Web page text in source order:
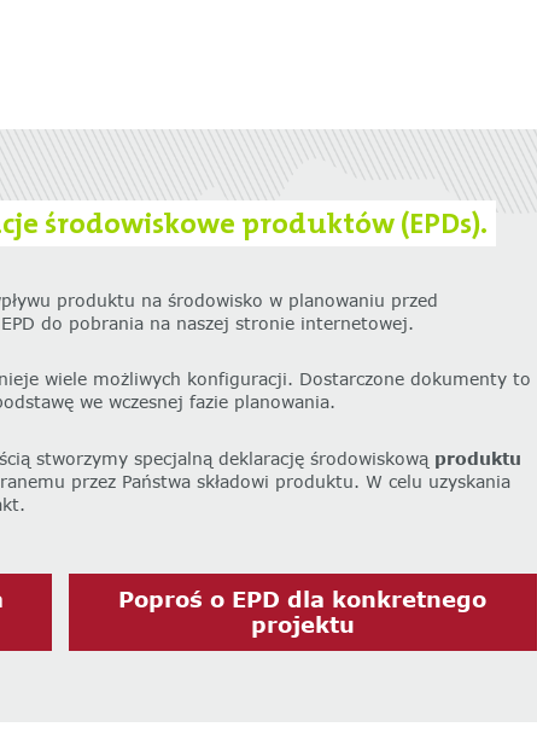
środowiskowe produktów (EPDs).
produktu na środowisko w planowaniu przed
do pobrania na naszej stronie internetowej.
wiele możliwych konfiguracji. Dostarczone dokumenty to
we wczesnej fazie planowania.
stworzymy specjalną deklarację środowiskową produktu
przez Państwa składowi produktu. W celu uzyskania
‌Poproś o EPD dla konkretnego
projektu